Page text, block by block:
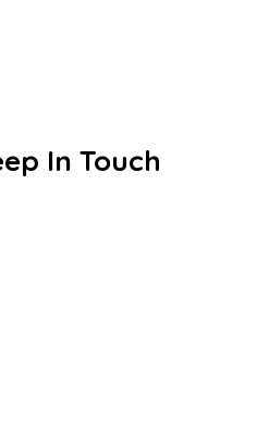
In Touch